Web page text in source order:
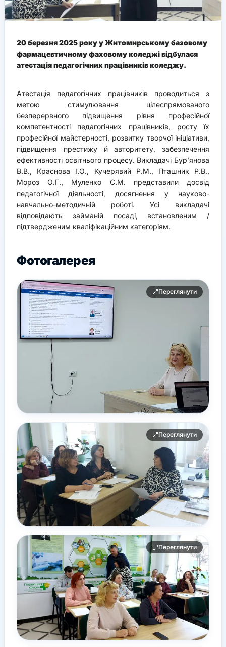
20 березня 2025 року у Житомирському базовому
фармацевтичному фаховому коледжі відбулася
атестація педагогічних працівників коледжу.
Атестація педагогічних працівників проводиться з
метою стимулювання цілеспрямованого
безперервного підвищення рівня професійної
компетентності педагогічних працівників, росту їх
професійної майстерності, розвитку творчої ініціативи,
підвищення престижу й авторитету, забезпечення
ефективності освітнього процесу. Викладачі Бур’янова
В.В., Краснова І.О., Кучерявий Р.М., Пташник Р.В.,
Мороз О.Г., Муленко С.М. представили досвід
педагогічної діяльності, досягнення у науково-
навчально-методичній роботі. Усі викладачі
відповідають займаній посаді, встановленим /
підтвердженим кваліфікаційним категоріям.
Фотогалерея
Переглянути
Переглянути
Переглянути